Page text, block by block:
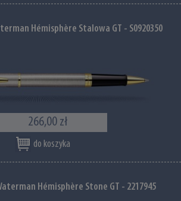
Hémisphère Stalowa GT - S0920350
266,00 zł
do koszyka
Hémisphère Stone GT - 2217945